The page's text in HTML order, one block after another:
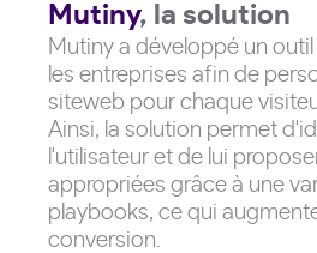
Mutiny, la solution
Mutiny a développé un
les entreprises afin de
siteweb pour chaque
Ainsi, la solution permet
l'utilisateur et de lui
appropriées grâce à une
playbooks, ce qui
conversion.